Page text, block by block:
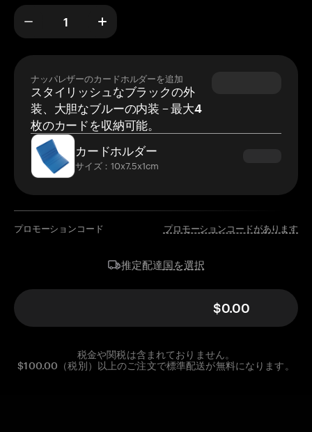
ナッパレザーのカードホルダーを追加
スタイリッシュなブラックの外
装、大胆なブルーの内装 – 最大4
枚のカードを収納可能。
カードホルダー
サイズ：10x7.5x1cm
プロモーションコード プロモーションコードがあります
推定配達国を選択
$0.00
税金や関税は含まれておりません。
$100.00（税別）以上のご注文で標準配送が無料になります。